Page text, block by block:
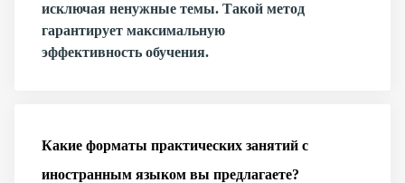
исключая ненужные темы. Такой метод
гарантирует максимальную
эффективность обучения.
Какие форматы практических занятий с
иностранным языком вы предлагаете?